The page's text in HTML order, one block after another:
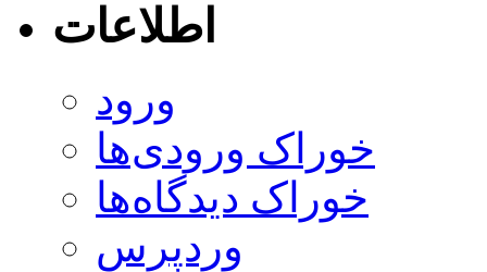
اطلاعات
ورود
خوراک ورودی‌ها
خوراک دیدگاه‌ها
وردپرس